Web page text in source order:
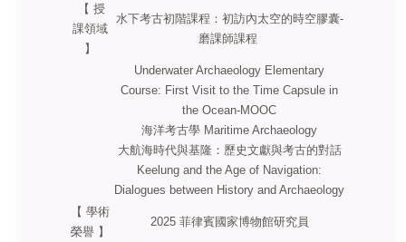
【 授
課領域
】
水下考古初階課程：初訪內太空的時空膠囊-
磨課師課程
Underwater Archaeology Elementary
Course: First Visit to the Time Capsule in
the Ocean-MOOC
海洋考古學 Maritime Archaeology
大航海時代與基隆：歷史文獻與考古的對話
Keelung and the Age of Navigation:
Dialogues between History and Archaeology
【 學術
榮譽 】
2025 菲律賓國家博物館研究員